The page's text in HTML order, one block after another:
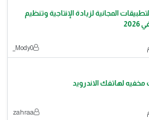
المجانية لزيادة الإنتاجية وتنظيم
Mody0_
مخفيه لهاتفك الاندرويد
zahraa